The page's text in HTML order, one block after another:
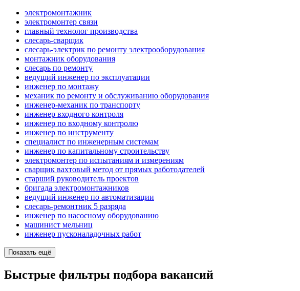
электромонтажник
электромонтер связи
главный технолог производства
слесарь-сварщик
слесарь-электрик по ремонту электрооборудования
монтажник оборудования
слесарь по ремонту
ведущий инженер по эксплуатации
инженер по монтажу
механик по ремонту и обслуживанию оборудования
инженер-механик по транспорту
инженер входного контроля
инженер по входному контролю
инженер по инструменту
специалист по инженерным системам
инженер по капитальному строительству
электромонтер по испытаниям и измерениям
сварщик вахтовый метод от прямых работодателей
старший руководитель проектов
бригада электромонтажников
ведущий инженер по автоматизации
слесарь-ремонтник 5 разряда
инженер по насосному оборудованию
машинист мельниц
инженер пусконаладочных работ
Показать ещё
Быстрые фильтры подбора вакансий